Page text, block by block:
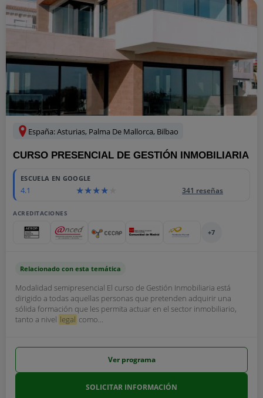
España: Asturias, Palma De Mallorca, Bilbao
CURSO PRESENCIAL DE GESTIÓN INMOBILIARIA
ESCUELA EN GOOGLE
4.1 341 reseñas
ACREDITACIONES
+7
Relacionado con esta temática
Modalidad semipresencial El curso de Gestión Inmobiliaria está
dirigido a todas aquellas personas que pretenden adquirir una
sólida formación que les permita actuar en el sector inmobiliario,
tanto a nivel legal como...
Ver programa
SOLICITAR INFORMACIÓN